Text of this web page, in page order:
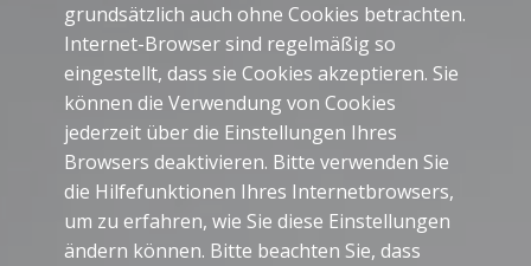
grundsätzlich auch ohne Cookies betrachten.
Internet-Browser sind regelmäßig so
eingestellt, dass sie Cookies akzeptieren. Sie
können die Verwendung von Cookies
jederzeit über die Einstellungen Ihres
Browsers deaktivieren. Bitte verwenden Sie
die Hilfefunktionen Ihres Internetbrowsers,
um zu erfahren, wie Sie diese Einstellungen
ändern können. Bitte beachten Sie, dass